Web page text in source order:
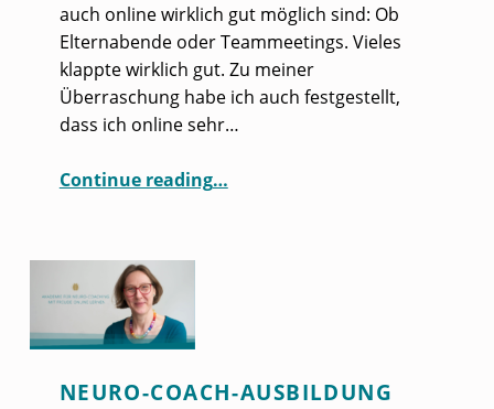
auch online wirklich gut möglich sind: Ob
Elternabende oder Teammeetings. Vieles
klappte wirklich gut. Zu meiner
Überraschung habe ich auch festgestellt,
dass ich online sehr…
Continue reading“Ab Juni endlich wieder Präsenz-Coachings!”
…
NEURO-COACH-AUSBILDUNG